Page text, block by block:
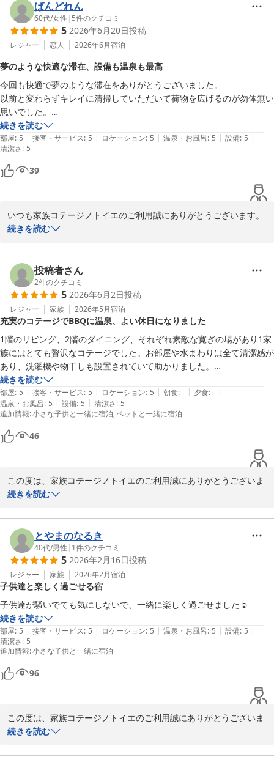
ばんどれん
60代/女性 | 5件のクチコミ
5 2026年6月20日投稿
レジャー 恋人 2026年6月宿泊
夢のような快適な滞在、設備も温泉も最高
今回も快適で夢のような滞在をありがとうございました。
以前と変わらずキレイに清掃していただいて荷物を広げるのが勿体無い
思いでした。
食洗機や洗濯機、空気清浄機や調味料など完璧な設備で自宅とは比べも
のにならない、まるでモデルハウスに居るかのような滞在でした。
お風呂に入りながら（温泉です！）樹々の間から見える青空と小鳥のさ
えずりがとてもステキでした。
オーナーさんのお薦めで素敵な夕陽が観られる場所がすぐ近くにあるこ
ドッグランが新設されていてペットがいる方には嬉しいだろうなぁと思
いました。
続きを読む
部屋: 5 | 接客・サービス: 5 | ロケーション: 5 | 温泉・お風呂: 5 | 設備: 5 |
清潔さ: 5
39
いつも家族コテージノトイエのご利用誠にありがとうございます。
今回も快適にお過ごしいただけたようで何よりです！
海に沈む夕陽はとても綺麗ですが、一生忘れないとのお言葉、おす
すめして良かったです。
設備や清掃面に関しても、身に余るお褒めのお言葉、重ねてお礼申
し上げます。
大変励みになります。
今後も、より一層のサービス向上に努めて参ります。
またのご予約いつでもお待ちしております。
引き続きよろしくお願い申し上げます。
家族コテージ ノトイエ
竹下 洋平
家族コテージ ノトイエ
続きを読む
投稿者さん
2件のクチコミ
5 2026年6月2日投稿
レジャー 家族 2026年5月宿泊
充実のコテージでBBQに温泉、よい休日になりました
1階のリビング、2階のダイニング、それぞれ素敵な寛ぎの場があり1家
族にはとても贅沢なコテージでした。お部屋や水まわりは全て清潔感が
あり、洗濯機や物干しも設置されていて助かりました。
BBQは不慣れですが道具等に困る事もなく屋根付きスペースで快適に
利用でき、子供達はハンモックに揺られ、夜は温泉の出る広いお風呂に
大喜びでした！
自然に囲まれて大変充実した良い日を過ごすことができたので、ぜひお
すすめしたいです。
続きを読む
部屋: 5 | 接客・サービス: 5 | ロケーション: 5 | 朝食: - | 夕食: - |
温泉・お風呂: 5 | 設備: 5 | 清潔さ: 5
追加情報:小さな子供と一緒に宿泊 ペットと一緒に宿泊
46
この度は、家族コテージノトイエのご利用誠にありがとうございま
す。
ようで何よりです。
また、お子様がハンモックや広めのお風呂に大喜びとのこと、大変
うれしく思います。
全５棟のコテージはそれぞれ趣が異なりますので、次回他のコテー
ジのご利用も是非ご検討くださいませ。
温泉とバーベキュー（屋根付き）は全てのコテージでお楽しみいた
だけます。
この度は、うれしいコメントをありがとうございました。
今後も、より一層のサービス向上に努めて参ります。
またのご利用、心よりお待ちしております。
家族コテージ ノトイエ
続きを読む
とやまのなるき
40代/男性 | 1件のクチコミ
5 2026年2月16日投稿
レジャー 家族 2026年2月宿泊
子供達と楽しく過ごせる宿
子供達が騒いでても気にしないで、一緒に楽しく過ごせました☺️
続きを読む
部屋: 5 | 接客・サービス: 5 | ロケーション: 5 | 温泉・お風呂: 5 | 設備: 5 |
清潔さ: 5
追加情報:小さな子供と一緒に宿泊
96
この度は、家族コテージノトイエのご利用誠にありがとうございま
す。
続きを読む